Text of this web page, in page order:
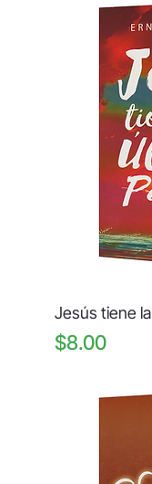
Jesús tiene
Price
$8.00